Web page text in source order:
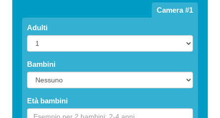
Camera #1
Adulti
Bambini
Età bambini